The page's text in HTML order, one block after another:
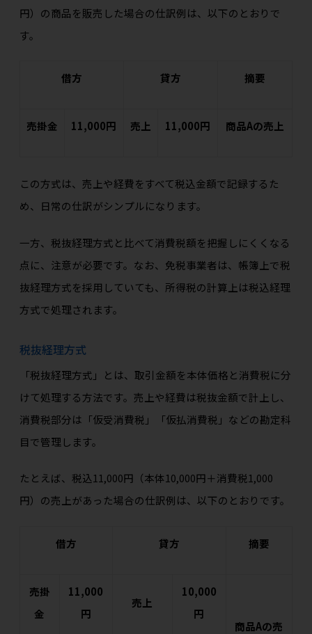
円）の商品を販売した場合の仕訳例は、以下のとおりで
す。
借方 貸方 摘要
売掛金 11,000円 売上 11,000円 商品Aの売上
この方式は、売上や経費をすべて税込金額で記録するた
め、日常の仕訳がシンプルになります。
一方、税抜経理方式と比べて消費税額を把握しにくくなる
点に、注意が必要です。なお、免税事業者は、帳簿上で税
抜経理方式を採用していても、所得税の計算上は税込経理
方式で処理されます。
税抜経理方式
「税抜経理方式」とは、取引金額を本体価格と消費税に分
けて処理する方法です。売上や経費は税抜金額で計上し、
消費税部分は「仮受消費税」「仮払消費税」などの勘定科
目で管理します。
たとえば、税込11,000円（本体10,000円＋消費税1,000
円）の売上があった場合の仕訳例は、以下のとおりです。
借方 貸方 摘要
売掛
金
11,000
円
売上
10,000
円
商品Aの売